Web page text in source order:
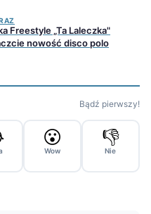
Freestyle „Ta Laleczka"
nowość disco polo
Bądź pierwszy!
😮
Wow
👎
Nie